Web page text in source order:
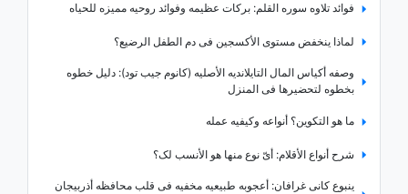
فوائد تلاوه سوره القلم: برکات عظیمه وفوائد روحیه ممیزه للحیاه
لماذا ینخفض مستوى الأکسجین فی دم الطفل الرضیع؟
وصفه أکیاس المال التایلاندیه الأصلیه (کانوم جیب تود): دلیل خطوه
بخطوه لتحضیرها فی المنزل
ما هو التکوین؟ أنواعه وکیفیه عمله
شرح أنواع الأقلام: أیّ نوع منها هو الأنسب لک؟
ینبوع کانی غرافان: أعجوبه طبیعیه مخفیه فی قلب محافظه أذربیجان